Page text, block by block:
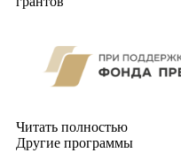
Читать полностью
Другие программы